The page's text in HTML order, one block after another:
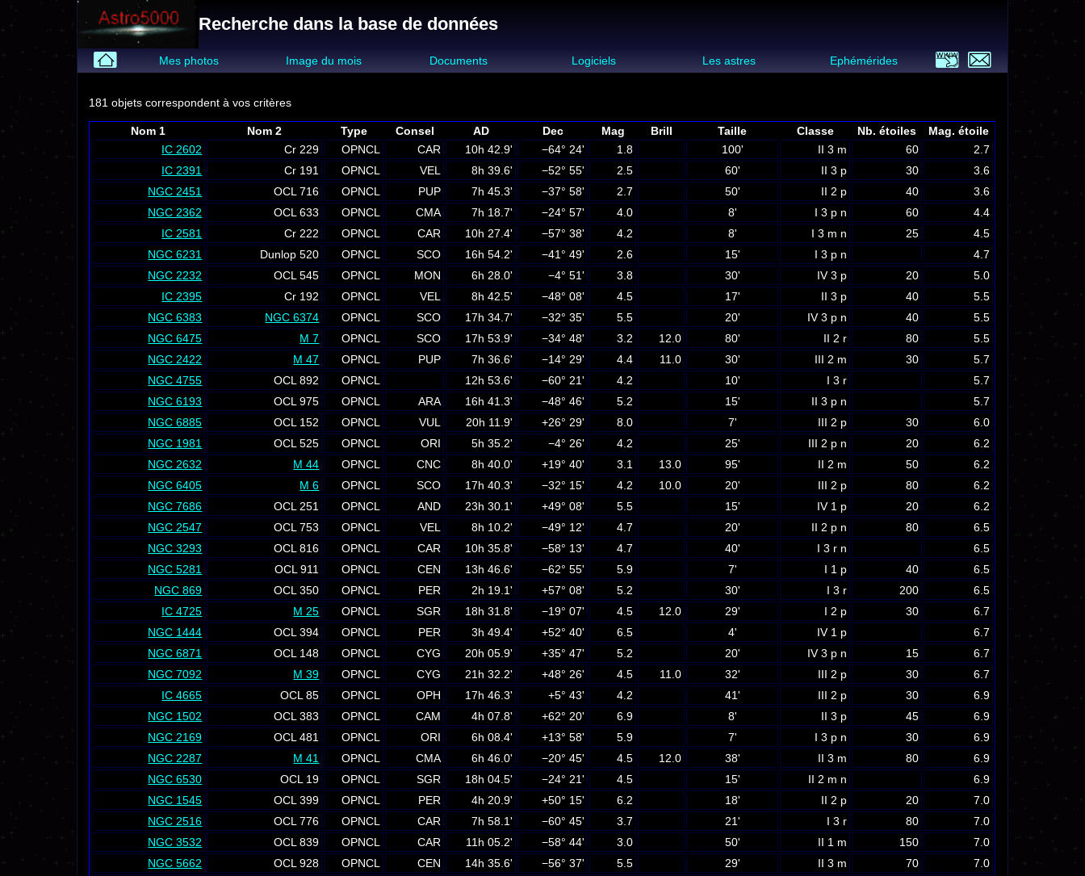
Recherche dans la base de données
Mes photos Image du mois Documents Logiciels Les astres Ephémérides
181 objets correspondent à vos critères
Nom 1 Nom 2 Type Consel AD Dec Mag Brill Taille Classe Nb. étoiles
Mag. étoile
IC 2602
Cr 229 OPNCL CAR 10h 42.9' −64° 24' 1.8 100' II 3 m 60
2.7
IC 2391
Cr 191 OPNCL VEL 8h 39.6' −52° 55' 2.5 60' II 3 p 30
3.6
NGC 2451
OCL 716 OPNCL PUP 7h 45.3' −37° 58' 2.7 50' II 2 p 40
3.6
NGC 2362
OCL 633 OPNCL CMA 7h 18.7' −24° 57' 4.0 8' I 3 p n 60
4.4
IC 2581
Cr 222 OPNCL CAR 10h 27.4' −57° 38' 4.2 8' I 3 m n 25
4.5
NGC 6231
Dunlop 520 OPNCL SCO 16h 54.2' −41° 49' 2.6 15' I 3 p n
4.7
NGC 2232
OCL 545 OPNCL MON 6h 28.0' −4° 51' 3.8 30' IV 3 p 20
5.0
IC 2395
Cr 192 OPNCL VEL 8h 42.5' −48° 08' 4.5 17' II 3 p 40
5.5
NGC 6383
NGC 6374 OPNCL SCO 17h 34.7' −32° 35' 5.5 20' IV 3 p n 40
5.5
NGC 6475
M 7 OPNCL SCO 17h 53.9' −34° 48' 3.2 12.0 80' II 2 r 80
5.5
NGC 2422
M 47 OPNCL PUP 7h 36.6' −14° 29' 4.4 11.0 30' III 2 m 30
5.7
NGC 4755
OCL 892 OPNCL 12h 53.6' −60° 21' 4.2 10' I 3 r
5.7
NGC 6193
OCL 975 OPNCL ARA 16h 41.3' −48° 46' 5.2 15' II 3 p n
5.7
NGC 6885
OCL 152 OPNCL VUL 20h 11.9' +26° 29' 8.0 7' III 2 p 30
6.0
NGC 1981
OCL 525 OPNCL ORI 5h 35.2' −4° 26' 4.2 25' III 2 p n 20
6.2
NGC 2632
M 44 OPNCL CNC 8h 40.0' +19° 40' 3.1 13.0 95' II 2 m 50
6.2
NGC 6405
M 6 OPNCL SCO 17h 40.3' −32° 15' 4.2 10.0 20' III 2 p 80
6.2
NGC 7686
OCL 251 OPNCL AND 23h 30.1' +49° 08' 5.5 15' IV 1 p 20
6.2
NGC 2547
OCL 753 OPNCL VEL 8h 10.2' −49° 12' 4.7 20' II 2 p n 80
6.5
NGC 3293
OCL 816 OPNCL CAR 10h 35.8' −58° 13' 4.7 40' I 3 r n
6.5
NGC 5281
OCL 911 OPNCL CEN 13h 46.6' −62° 55' 5.9 7' I 1 p 40
6.5
NGC 869
OCL 350 OPNCL PER 2h 19.1' +57° 08' 5.2 30' I 3 r 200
6.5
IC 4725
M 25 OPNCL SGR 18h 31.8' −19° 07' 4.5 12.0 29' I 2 p 30
6.7
NGC 1444
OCL 394 OPNCL PER 3h 49.4' +52° 40' 6.5 4' IV 1 p
6.7
NGC 6871
OCL 148 OPNCL CYG 20h 05.9' +35° 47' 5.2 20' IV 3 p n 15
6.7
NGC 7092
M 39 OPNCL CYG 21h 32.2' +48° 26' 4.5 11.0 32' III 2 p 30
6.7
IC 4665
OCL 85 OPNCL OPH 17h 46.3' +5° 43' 4.2 41' III 2 p 30
6.9
NGC 1502
OCL 383 OPNCL CAM 4h 07.8' +62° 20' 6.9 8' II 3 p 45
6.9
NGC 2169
OCL 481 OPNCL ORI 6h 08.4' +13° 58' 5.9 7' I 3 p n 30
6.9
NGC 2287
M 41 OPNCL CMA 6h 46.0' −20° 45' 4.5 12.0 38' II 3 m 80
6.9
NGC 6530
OCL 19 OPNCL SGR 18h 04.5' −24° 21' 4.5 15' II 2 m n
6.9
NGC 1545
OCL 399 OPNCL PER 4h 20.9' +50° 15' 6.2 18' II 2 p 20
7.0
NGC 2516
OCL 776 OPNCL CAR 7h 58.1' −60° 45' 3.7 21' I 3 r 80
7.0
NGC 3532
OCL 839 OPNCL CAR 11h 05.2' −58° 44' 3.0 50' II 1 m 150
7.0
NGC 5662
OCL 928 OPNCL CEN 14h 35.6' −56° 37' 5.5 29' II 3 m 70
7.0